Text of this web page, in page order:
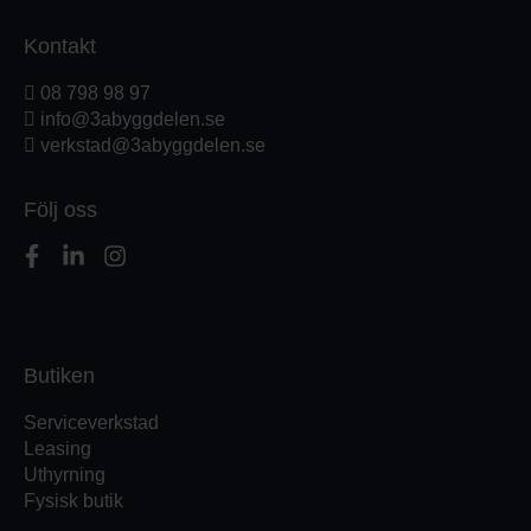
Kontakt
08 798 98 97
info@3abyggdelen.se
verkstad@3abyggdelen.se
Följ oss
Butiken
Serviceverkstad
Leasing
Uthyrning
Fysisk butik